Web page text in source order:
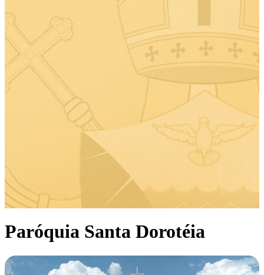
Paróquia Santa Dorotéia